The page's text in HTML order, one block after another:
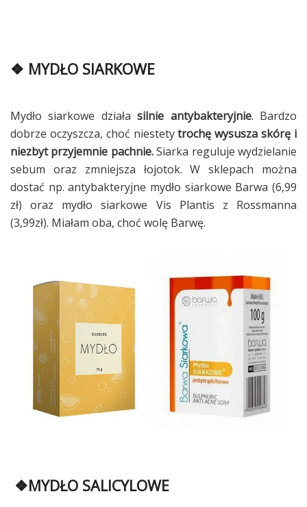
❖ MYDŁO SIARKOWE
Mydło siarkowe działa silnie antybakteryjnie. Bardzo
dobrze oczyszcza, choć niestetytrochę wysusza skórę i
niezbyt przyjemnie pachnie.Siarka reguluje wydzielanie
sebum oraz zmniejsza łojotok. W sklepach można
dostać np. antybakteryjne mydło siarkowe Barwa (6,99
zł) oraz mydło siarkowe Vis Plantis z Rossmanna
(3,99zł). Miałam oba, choć wolę Barwę.
❖MYDŁO SALICYLOWE